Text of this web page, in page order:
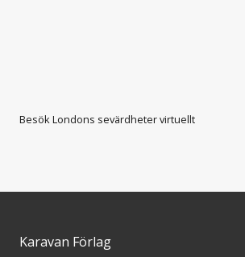
Besök Londons sevärdheter virtuellt
Karavan Förlag